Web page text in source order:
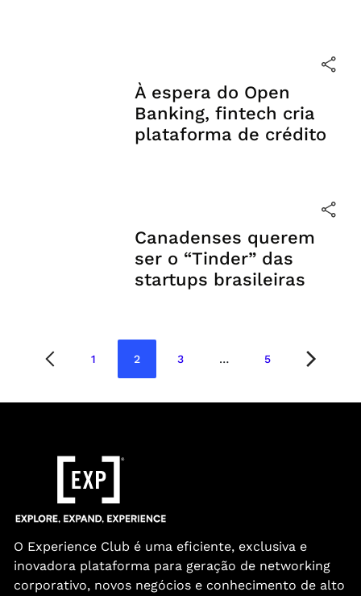
À espera do Open
Banking, fintech cria
plataforma de crédito
Canadenses querem
ser o “Tinder” das
startups brasileiras
Paginação
posts
Página
1
Página
2
Página
3 …
Página
5
O Experience Club é uma eficiente, exclusiva e
inovadora plataforma para geração de networking
corporativo, novos negócios e conhecimento de alto